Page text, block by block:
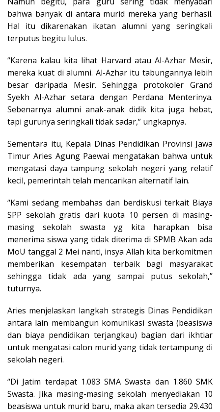
bahwa banyak di antara murid mereka yang berhasil.
Hal itu dikarenakan ikatan alumni yang seringkali
terputus begitu lulus.
“Karena kalau kita lihat Harvard atau Al-Azhar Mesir,
mereka kuat di alumni. Al-Azhar itu tabungannya lebih
besar daripada Mesir. Sehingga protokoler Grand
Syekh Al-Azhar setara dengan Perdana Menterinya.
Sebenarnya alumni anak-anak didik kita juga hebat,
tapi gurunya seringkali tidak sadar,” ungkapnya.
Sementara itu, Kepala Dinas Pendidikan Provinsi Jawa
Timur Aries Agung Paewai mengatakan bahwa untuk
mengatasi daya tampung sekolah negeri yang relatif
kecil, pemerintah telah mencarikan alternatif lain.
“Kami sedang membahas dan berdiskusi terkait Biaya
SPP sekolah gratis dari kuota 10 persen di masing-
masing sekolah swasta yg kita harapkan bisa
menerima siswa yang tidak diterima di SPMB Akan ada
MoU tanggal 2 Mei nanti, insya Allah kita berkomitmen
memberikan kesempatan terbaik bagi masyarakat
sehingga tidak ada yang sampai putus sekolah,”
tuturnya.
Aries menjelaskan langkah strategis Dinas Pendidikan
antara lain membangun komunikasi swasta (beasiswa
dan biaya pendidikan terjangkau) bagian dari ikhtiar
untuk mengatasi calon murid yang tidak tertampung di
sekolah negeri.
“Di Jatim terdapat 1.083 SMA Swasta dan 1.860 SMK
Swasta. Jika masing-masing sekolah menyediakan 10
beasiswa untuk murid baru, maka akan tersedia 29.430